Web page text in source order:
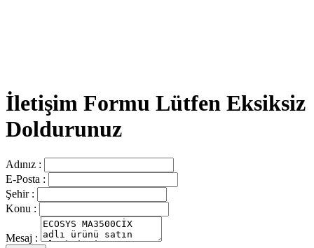
İletişim Formu Lütfen Eksiksiz
Doldurunuz
Adınız :
E-Posta :
Şehir :
Konu :
Mesaj :